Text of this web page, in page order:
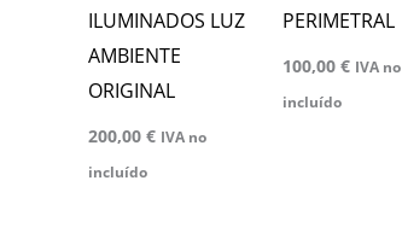
ILUMINADOS LUZ
AMBIENTE
ORIGINAL
200,00 € IVA no
incluído
PERIMETRAL
100,00 € IVA no
incluído